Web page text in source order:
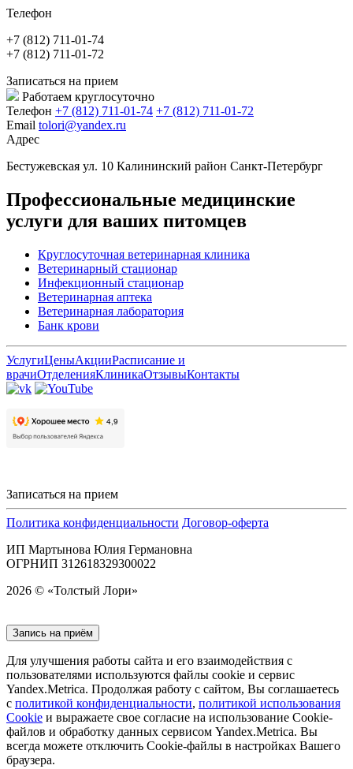
Телефон
+7 (812) 711-01-74
+7 (812) 711-01-72
Записаться на прием
Работаем круглосуточно
Телефон +7 (812) 711-01-74 +7 (812) 711-01-72
Email tolori@yandex.ru
Адрес
Бестужевская ул. 10 Калининский район Санкт-Петербург
Профессиональные медицинские
услуги для ваших питомцев
Круглосуточная ветеринарная клиника
Ветеринарный стационар
Инфекционный стационар
Ветеринарная аптека
Ветеринарная лаборатория
Банк крови
УслугиЦеныАкцииРасписание и
врачиОтделенияКлиникаОтзывыКонтакты
Записаться на прием
Политика конфиденциальности Договор-оферта
ИП Мартынова Юлия Германовна
ОГРНИП 312618329300022
2026 © «Толстый Лори»
Запись на приём
Для улучшения работы сайта и его взаимодействия с
пользователями используются файлы cookie и сервис
Yandex.Metrica. Продолжая работу с сайтом, Вы соглашаетесь
с политикой конфиденциальности, политикой использования
Cookie и выражаете свое согласие на использование Cookie-
файлов и обработку данных сервисом Yandex.Metrica. Вы
всегда можете отключить Cookie-файлы в настройках Вашего
браузера.